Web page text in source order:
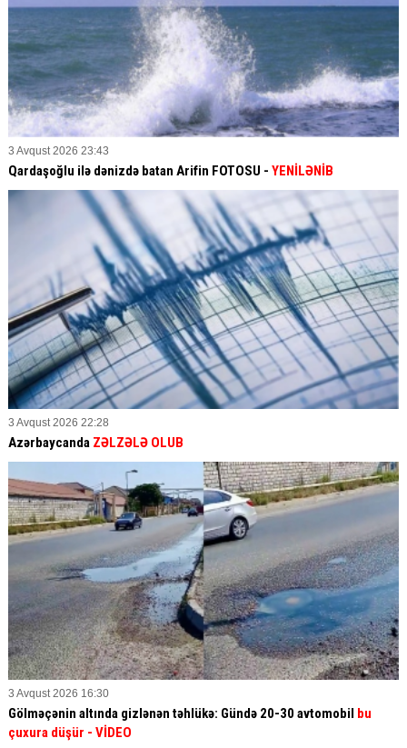
3 Avqust 2026 23:43
Qardaşoğlu ilə dənizdə batan Arifin FOTOSU - YENİLƏNİB
3 Avqust 2026 22:28
Azərbaycanda ZƏLZƏLƏ OLUB
3 Avqust 2026 16:30
Gölməçənin altında gizlənən təhlükə: Gündə 20-30 avtomobil bu
çuxura düşür - VİDEO